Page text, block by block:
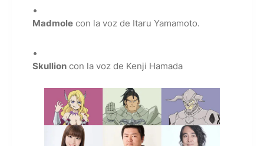
Madmole con la voz de Itaru Yamamoto.
Skullion con la voz de Kenji Hamada